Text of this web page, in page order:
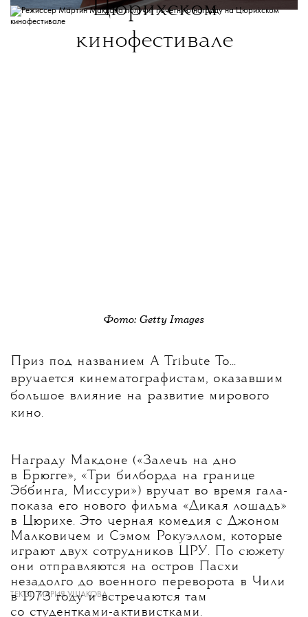
Цюрихском
кинофестивале
Фото: Getty Images
Приз под названием A Tribute To...
вручается кинематографистам, оказавшим
большое влияние на развитие мирового
кино.
Награду Макдоне («Залечь на дно
в Брюгге», «Три билборда на границе
Эббинга, Миссури») вручат во время гала-
показа его нового фильма «Дикая лошадь»
в Цюрихе. Это черная комедия с Джоном
Малковичем и Сэмом Рокуэллом, которые
играют двух сотрудников ЦРУ. По сюжету
они отправляются на остров Пасхи
незадолго до военного переворота в Чили
в 1973 году и встречаются там
со студентками-активистками.
ТЕКСТ:МАРИЯ УШАКОВА